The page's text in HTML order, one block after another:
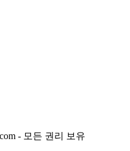
- 모든 권리 보유